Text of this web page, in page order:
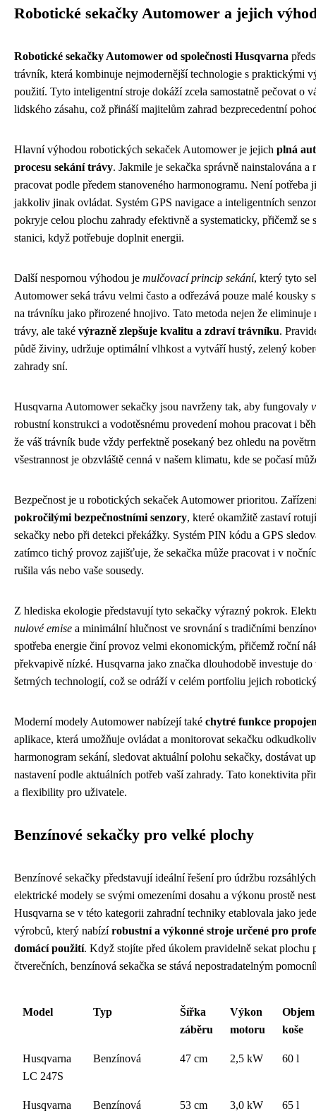
Robotické sekačky Automower a jejich
Robotické sekačky Automower od společnosti Husqvarna
trávník, která kombinuje nejmodernější technologie s praktickými
použití. Tyto inteligentní stroje dokáží zcela samostatně pečovat o
lidského zásahu, což přináší majitelům zahrad bezprecedentní
Hlavní výhodou robotických sekaček Automower je jejich plná
procesu sekání trávy. Jakmile je sekačka správně nainstalována a
pracovat podle předem stanoveného harmonogramu. Není potřeba
jakkoliv jinak ovládat. Systém GPS navigace a inteligentních
pokryje celou plochu zahrady efektivně a systematicky, přičemž se
stanici, když potřebuje doplnit energii.
Další nespornou výhodou je mulčovací princip sekání, který tyto
Automower seká trávu velmi často a odřezává pouze malé kousky
na trávníku jako přirozené hnojivo. Tato metoda nejen že eliminuje
trávy, ale také výrazně zlepšuje kvalitu a zdraví trávníku.
půdě živiny, udržuje optimální vlhkost a vytváří hustý, zelený
zahrady sní.
Husqvarna Automower sekačky jsou navrženy tak, aby fungovaly
robustní konstrukci a vodotěsnému provedení mohou pracovat i
že váš trávník bude vždy perfektně posekaný bez ohledu na
všestrannost je obzvláště cenná v našem klimatu, kde se počasí
Bezpečnost je u robotických sekaček Automower prioritou.
pokročilými bezpečnostními senzory, které okamžitě zastaví
sekačky nebo při detekci překážky. Systém PIN kódu a GPS
zatímco tichý provoz zajišťuje, že sekačka může pracovat i v
rušila vás nebo vaše sousedy.
Z hlediska ekologie představují tyto sekačky výrazný pokrok.
nulové emise a minimální hlučnost ve srovnání s tradičními
spotřeba energie činí provoz velmi ekonomickým, přičemž roční
překvapivě nízké. Husqvarna jako značka dlouhodobě investuje
šetrných technologií, což se odráží v celém portfoliu jejich
Moderní modely Automower nabízejí také chytré funkce
aplikace, která umožňuje ovládat a monitorovat sekačku
harmonogram sekání, sledovat aktuální polohu sekačky, dostávat
nastavení podle aktuálních potřeb vaší zahrady. Tato konektivita
a flexibility pro uživatele.
Benzínové sekačky pro velké plochy
Benzínové sekačky představují ideální řešení pro údržbu
elektrické modely se svými omezeními dosahu a výkonu prostě
Husqvarna se v této kategorii zahradní techniky etablovala jako
výrobců, který nabízírobustní a výkonné stroje určené pro
domácí použití. Když stojíte před úkolem pravidelně sekat plochu
čtverečních, benzínová sekačka se stává nepostradatelným
Model Typ
Šířka
záběru
Výkon
motoru
Objem
koše
Husqvarna
LC 247S
Benzínová 47 cm 2,5 kW 60 l
Husqvarna
Benzínová 53 cm 3,0 kW 65 l